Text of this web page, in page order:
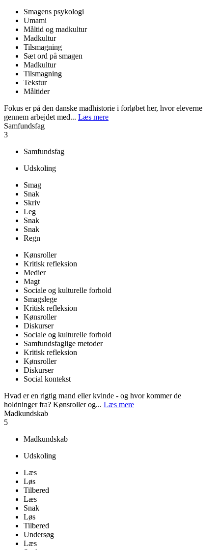
Smagens psykologi
Umami
Måltid og madkultur
Madkultur
Tilsmagning
Sæt ord på smagen
Madkultur
Tilsmagning
Tekstur
Måltider
Fokus er på den danske madhistorie i forløbet her, hvor eleverne
gennem arbejdet med... Læs mere
Samfundsfag
3
Samfundsfag
Udskoling
Smag
Snak
Skriv
Leg
Snak
Snak
Regn
Kønsroller
Kritisk refleksion
Medier
Magt
Sociale og kulturelle forhold
Smagslege
Kritisk refleksion
Kønsroller
Diskurser
Sociale og kulturelle forhold
Samfundsfaglige metoder
Kritisk refleksion
Kønsroller
Diskurser
Social kontekst
Hvad er en rigtig mand eller kvinde - og hvor kommer de
holdninger fra? Kønsroller og... Læs mere
Madkundskab
5
Madkundskab
Udskoling
Læs
Løs
Tilbered
Læs
Snak
Løs
Tilbered
Undersøg
Læs